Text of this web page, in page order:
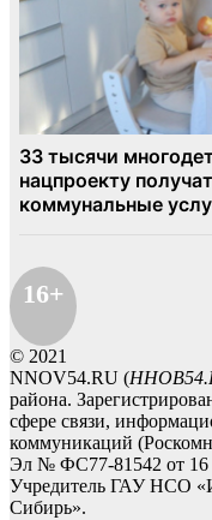
16+
© 2021
NNOV54.RU (
района.
сфере связи,
коммуникаций
Эл № ФС77-81542 от 16
Учредитель ГАУ НСО
Сибирь».